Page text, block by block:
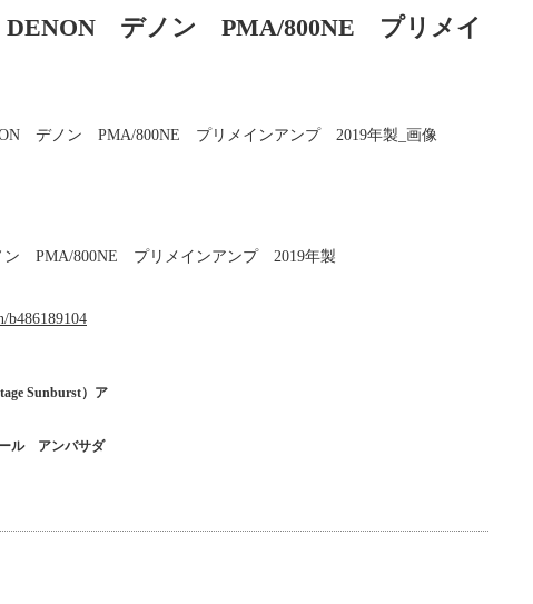
デノン PMA/800NE プリメイ
PMA/800NE プリメインアンプ 2019年製
b486189104
Sunburst）ア
ル アンバサダ